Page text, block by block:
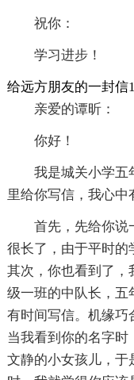
祝你：
学习进步！
给远方朋友的一封信
亲爱的谭昕：
你好！
我是城关小学五
里给你写信，我心中
首先，先给你说
很长了，由于平时的
其次，你也看到了，
级一班的中队长，五
有时间写信。机缘巧
当我看到你的名字时
文静的小女孩儿，于